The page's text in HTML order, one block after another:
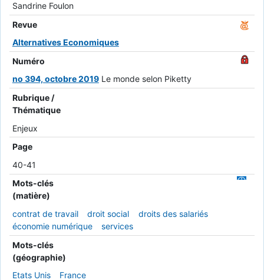
Sandrine Foulon
Revue
Alternatives Economiques
Numéro
no 394, octobre 2019 Le monde selon Piketty
Rubrique /
Thématique
Enjeux
Page
40-41
Mots-clés
(matière)
contrat de travail
droit social
droits des salariés
économie numérique
services
Mots-clés
(géographie)
Etats Unis
France